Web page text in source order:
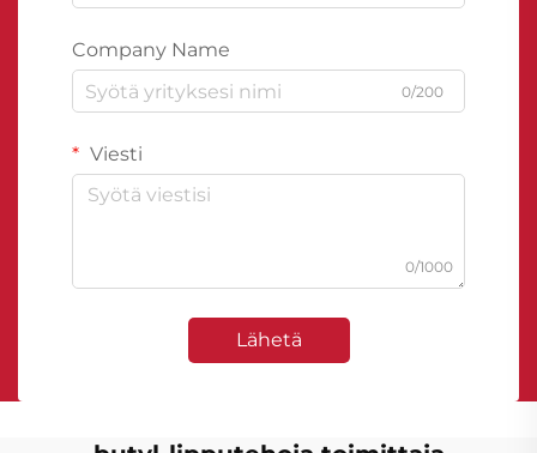
Company Name
0/200
Viesti
0/1000
Lähetä